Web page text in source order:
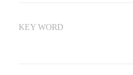
KEY WORD